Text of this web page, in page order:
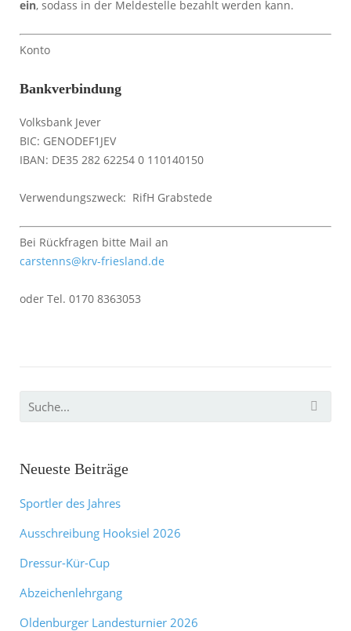
ein, sodass in der Meldestelle bezahlt werden kann.
Konto
Bankverbindung
Volksbank Jever
BIC: GENODEF1JEV
IBAN: DE35 282 62254 0 110140150
Verwendungszweck: RifH Grabstede
Bei Rückfragen bitte Mail an
carstenns@krv-friesland.de
oder Tel. 0170 8363053
Neueste Beiträge
Sportler des Jahres
Ausschreibung Hooksiel 2026
Dressur-Kür-Cup
Abzeichenlehrgang
Oldenburger Landesturnier 2026